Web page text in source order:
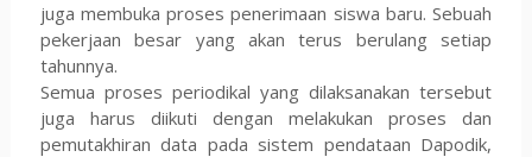
juga membuka proses penerimaan siswa baru. Sebuah
pekerjaan besar yang akan terus berulang setiap
tahunnya.
Semua proses periodikal yang dilaksanakan tersebut
juga harus diikuti dengan melakukan proses dan
pemutakhiran data pada sistem pendataan Dapodik,